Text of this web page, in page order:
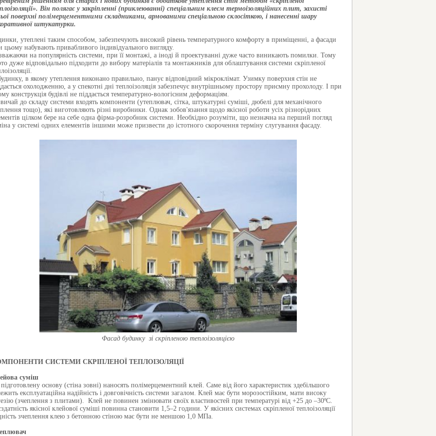
Він полягає у закріпленні (приклеюванні) спеціальним клеєм термоізоляційних плит, захисті
поверхні полімерцементними складниками, армованими спеціальною склосіткою, і нанесенні шару
штукатурки.
утеплені таким способом, забезпечують високий рівень температурного комфорту в приміщенні, а фасади
цьому набувають привабливого індивідуального вигляду.
на популярність системи, при її монтажі, а іноді й проектуванні дуже часто виникають помилки. Тому
дуже відповідально підходити до вибору матеріалів та монтажників для облаштування системи скріпленої
в якому утеплення виконано правильно, панує відповідний мікроклімат. Узимку поверхня стін не
охолодженню, а у спекотні дні теплоізоляція забезпечує внутрішньому простору приємну прохолоду. І при
конструкція будівлі не піддається температурно-вологісним деформаціям.
до складу системи входять компоненти (утеплювач, сітка, штукатурні суміші, дюбелі для механічного
тощо), які виготовляють різні виробники. Однак зобов'язання щодо якісної роботи усіх різнорідних
цілком бере на себе одна фірма-розробник системи. Необхідно розуміти, що незначна на перший погляд
у системі одних елементів іншими може призвести до істотного скорочення терміну слугування фасаду.
Фасад будинку зі скріпленою теплоізоляцією
СИСТЕМИ СКРІПЛЕНОЇ ТЕПЛОІЗОЛЯЦІЇ
суміш
основу (стіна зовні) наносять полімерцементний клей. Саме від його характеристик здебільшого
експлуатаційна надійність і довговічність системи загалом. Клей має бути морозостійким, мати високу
(зчеплення з плитами). Клей не повинен змінювати своїх властивостей при температурі від +25 до –30ºС.
якісної клейової суміші повинна становити 1,5–2 години. У якісних системах скріпленої теплоізоляції
зчеплення клею з бетонною стіною має бути не меншою 1,0 МПа.